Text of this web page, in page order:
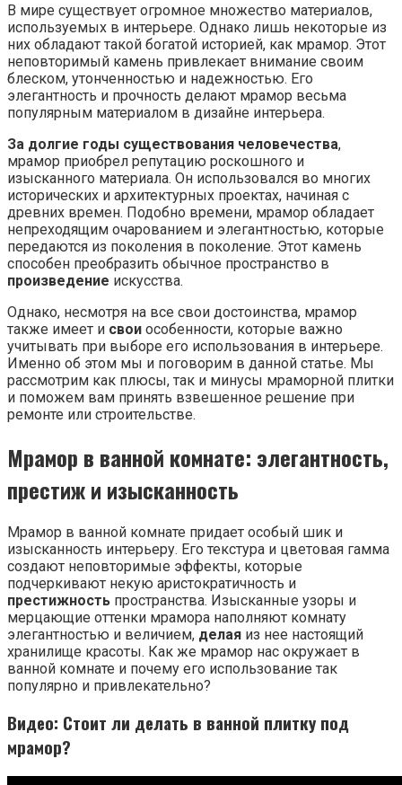
В мире существует огромное множество материалов,
используемых в интерьере. Однако лишь некоторые из
них обладают такой богатой историей, как мрамор. Этот
неповторимый камень привлекает внимание своим
блеском, утонченностью и надежностью. Его
элегантность и прочность делают мрамор весьма
популярным материалом в дизайне интерьера.
За долгие годы существования человечества,
мрамор приобрел репутацию роскошного и
изысканного материала. Он использовался во многих
исторических и архитектурных проектах, начиная с
древних времен. Подобно времени, мрамор обладает
непреходящим очарованием и элегантностью, которые
передаются из поколения в поколение. Этот камень
способен преобразить обычное пространство в
произведение искусства.
Однако, несмотря на все свои достоинства, мрамор
также имеет и свои особенности, которые важно
учитывать при выборе его использования в интерьере.
Именно об этом мы и поговорим в данной статье. Мы
рассмотрим как плюсы, так и минусы мраморной плитки
и поможем вам принять взвешенное решение при
ремонте или строительстве.
Мрамор в ванной комнате: элегантность,
престиж и изысканность
Мрамор в ванной комнате придает особый шик и
изысканность интерьеру. Его текстура и цветовая гамма
создают неповторимые эффекты, которые
подчеркивают некую аристократичность и
престижность пространства. Изысканные узоры и
мерцающие оттенки мрамора наполняют комнату
элегантностью и величием, делая из нее настоящий
хранилище красоты. Как же мрамор нас окружает в
ванной комнате и почему его использование так
популярно и привлекательно?
Видео: Стоит ли делать в ванной плитку под
мрамор?